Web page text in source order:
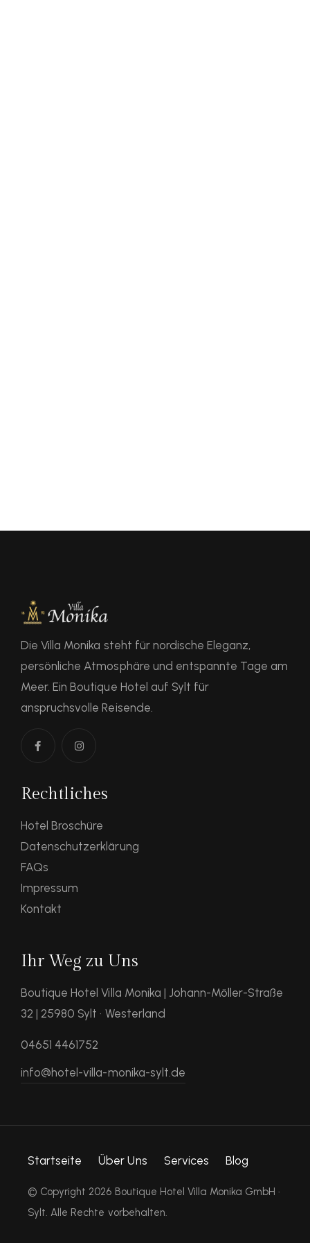
Die Villa Monika steht für nordische Eleganz,
persönliche Atmosphäre und entspannte Tage am
Meer. Ein Boutique Hotel auf Sylt für
anspruchsvolle Reisende.
Rechtliches
Hotel Broschüre
Datenschutzerklärung
FAQs
Impressum
Kontakt
Ihr Weg zu Uns
Boutique Hotel Villa Monika | Johann-Möller-Straße
32 | 25980 Sylt · Westerland
04651 4461752
info@hotel-villa-monika-sylt.de
Startseite Über Uns Services Blog
© Copyright 2026 Boutique Hotel Villa Monika GmbH ·
Sylt. Alle Rechte vorbehalten.